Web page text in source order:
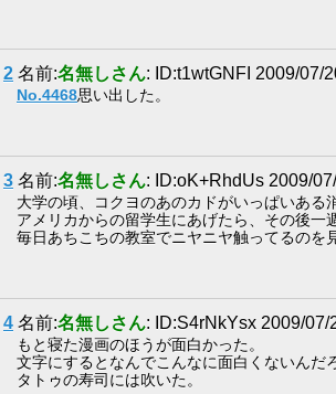
2 名前:名無しさん: ID:t1wtGNFI 2009/07/
No.4468思い出した。
3 名前:名無しさん: ID:oK+RhdUs 2009/
大学の頃、コクヨのあのカドがいっぱいある
アメリカからの留学生にあげたら、その後一
毎日あちこちの教室でニヤニヤ触ってるのを
4 名前:名無しさん: ID:S4rNkYsx 2009/07/
もと寝た漫画のほうが面白かった。
文字にするとなんでこんなに面白くないんだ
タトゥの寿司には吹いた。